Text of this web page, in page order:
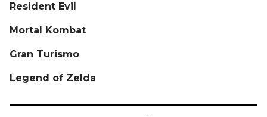
Resident Evil
Mortal Kombat
Gran Turismo
Legend of Zelda